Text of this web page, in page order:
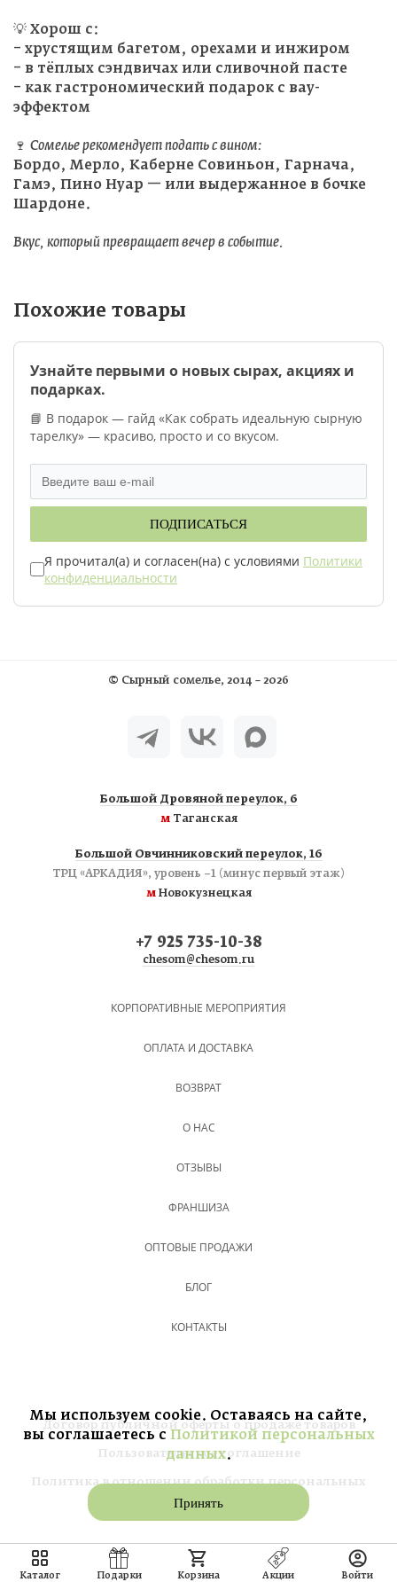
💡 Хорош с:
– хрустящим багетом, орехами и инжиром
– в тёплых сэндвичах или сливочной пасте
– как гастрономический подарок с вау-
эффектом
🍷 Сомелье рекомендует подать с вином:
Бордо, Мерло, Каберне Совиньон, Гарнача,
Гамэ, Пино Нуар — или выдержанное в бочке
Шардоне.
Вкус, который превращает вечер в событие.
Похожие товары
Узнайте первыми о новых сырах, акциях и
подарках.
📘 В подарок — гайд «Как собрать идеальную сырную
тарелку» — красиво, просто и со вкусом.
ПОДПИСАТЬСЯ
Я прочитал(а) и согласен(на) с условиями Политики
конфиденциальности
© Сырный сомелье, 2014 – 2026
Большой Дровяной переулок, 6
мТаганская
Большой Овчинниковский переулок, 16
ТРЦ «АРКАДИЯ», уровень −1 (минус первый этаж)
мНовокузнецкая
+7 925 735-10-38
chesom@chesom.ru
КОРПОРАТИВНЫЕ МЕРОПРИЯТИЯ
ОПЛАТА И ДОСТАВКА
ВОЗВРАТ
О НАС
ОТЗЫВЫ
ФРАНШИЗА
ОПТОВЫЕ ПРОДАЖИ
БЛОГ
КОНТАКТЫ
Мы используем cookie. Оставаясь на сайте,
вы соглашаетесь с Политикой персональных
данных.
Принять
Договор публичной оферты о продаже товаров
Пользовательское соглашение
Политика в отношении обработки персональных
данных
Каталог Подарки Корзина Акции Войти